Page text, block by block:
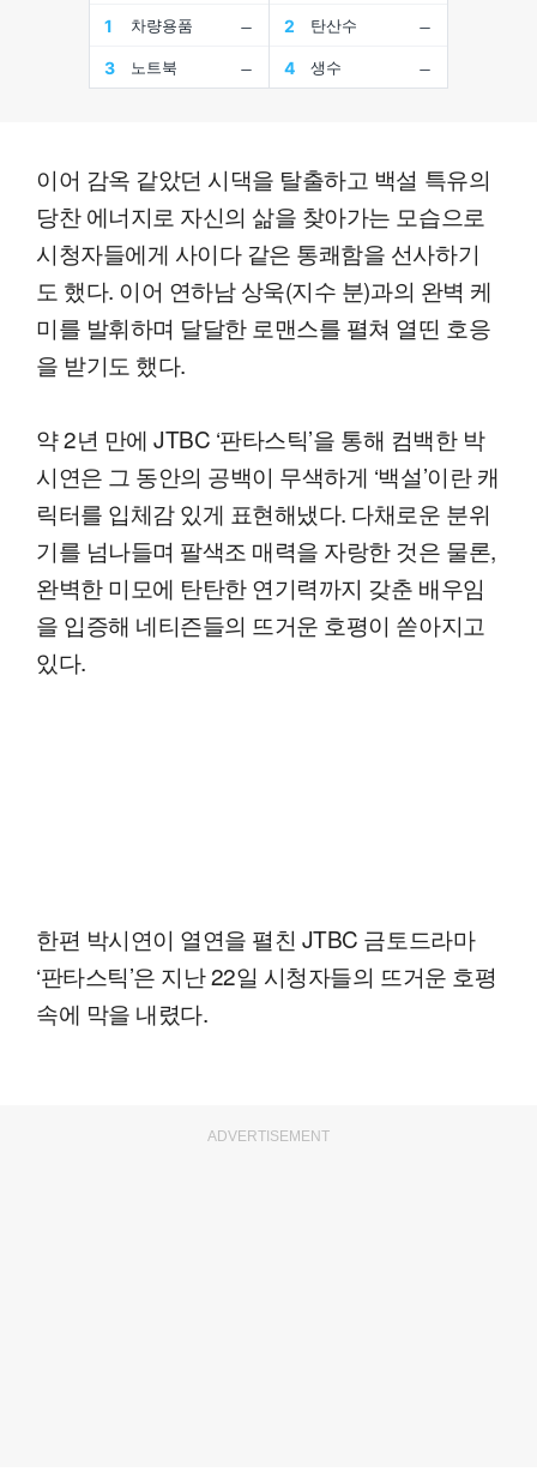
이어 감옥 같았던 시댁을 탈출하고 백설 특유의
당찬 에너지로 자신의 삶을 찾아가는 모습으로
시청자들에게 사이다 같은 통쾌함을 선사하기
도 했다. 이어 연하남 상욱(지수 분)과의 완벽 케
미를 발휘하며 달달한 로맨스를 펼쳐 열띤 호응
을 받기도 했다.
약 2년 만에 JTBC ‘판타스틱’을 통해 컴백한 박
시연은 그 동안의 공백이 무색하게 ‘백설’이란 캐
릭터를 입체감 있게 표현해냈다. 다채로운 분위
기를 넘나들며 팔색조 매력을 자랑한 것은 물론,
완벽한 미모에 탄탄한 연기력까지 갖춘 배우임
을 입증해 네티즌들의 뜨거운 호평이 쏟아지고
있다.
한편 박시연이 열연을 펼친 JTBC 금토드라마
‘판타스틱’은 지난 22일 시청자들의 뜨거운 호평
속에 막을 내렸다.
ADVERTISEMENT